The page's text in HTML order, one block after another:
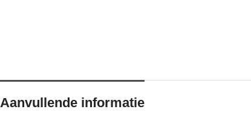
Aanvullende informatie